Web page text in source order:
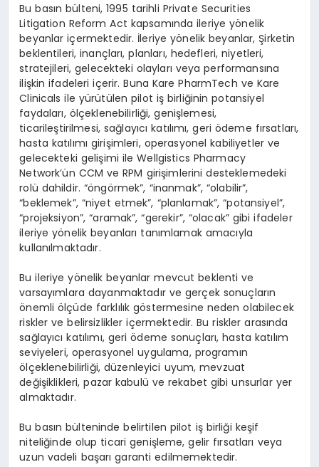
Bu basın bülteni, 1995 tarihli Private Securities
Litigation Reform Act kapsamında ileriye yönelik
beyanlar içermektedir. İleriye yönelik beyanlar, Şirketin
beklentileri, inançları, planları, hedefleri, niyetleri,
stratejileri, gelecekteki olayları veya performansına
ilişkin ifadeleri içerir. Buna Kare PharmTech ve Kare
Clinicals ile yürütülen pilot iş birliğinin potansiyel
faydaları, ölçeklenebilirliği, genişlemesi,
ticarileştirilmesi, sağlayıcı katılımı, geri ödeme fırsatları,
hasta katılımı girişimleri, operasyonel kabiliyetler ve
gelecekteki gelişimi ile Wellgistics Pharmacy
Network’ün CCM ve RPM girişimlerini desteklemedeki
rolü dahildir. “öngörmek”, “inanmak”, “olabilir”,
“beklemek”, “niyet etmek”, “planlamak”, “potansiyel”,
“projeksiyon”, “aramak”, “gerekir”, “olacak” gibi ifadeler
ileriye yönelik beyanları tanımlamak amacıyla
kullanılmaktadır.
Bu ileriye yönelik beyanlar mevcut beklenti ve
varsayımlara dayanmaktadır ve gerçek sonuçların
önemli ölçüde farklılık göstermesine neden olabilecek
riskler ve belirsizlikler içermektedir. Bu riskler arasında
sağlayıcı katılımı, geri ödeme sonuçları, hasta katılım
seviyeleri, operasyonel uygulama, programın
ölçeklenebilirliği, düzenleyici uyum, mevzuat
değişiklikleri, pazar kabulü ve rekabet gibi unsurlar yer
almaktadır.
Bu basın bülteninde belirtilen pilot iş birliği keşif
niteliğinde olup ticari genişleme, gelir fırsatları veya
uzun vadeli başarı garanti edilmemektedir.